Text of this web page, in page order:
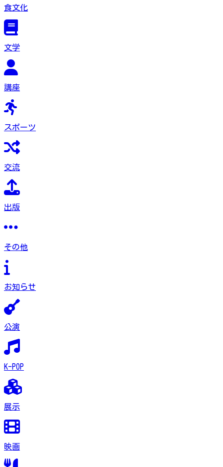
食文化
文学
講座
スポーツ
交流
出版
その他
お知らせ
公演
K-POP
展示
映画